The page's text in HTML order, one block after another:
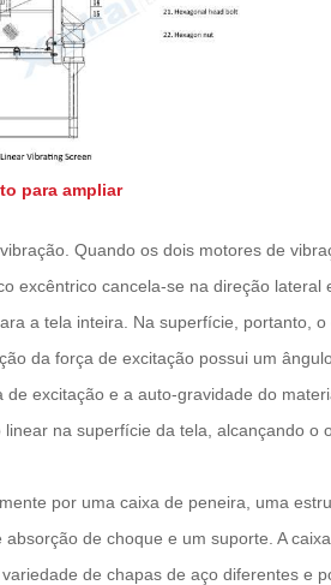
para ampliar
Quando os dois motores de
excêntrico cancela-se na direção lateral
a tela inteira. Na superfície, portanto,
da força de excitação possui um
excitação e a auto-gravidade do
na superfície da tela, alcançando o
por uma caixa de peneira, uma
de choque e um suporte. A
de chapas de aço diferentes e